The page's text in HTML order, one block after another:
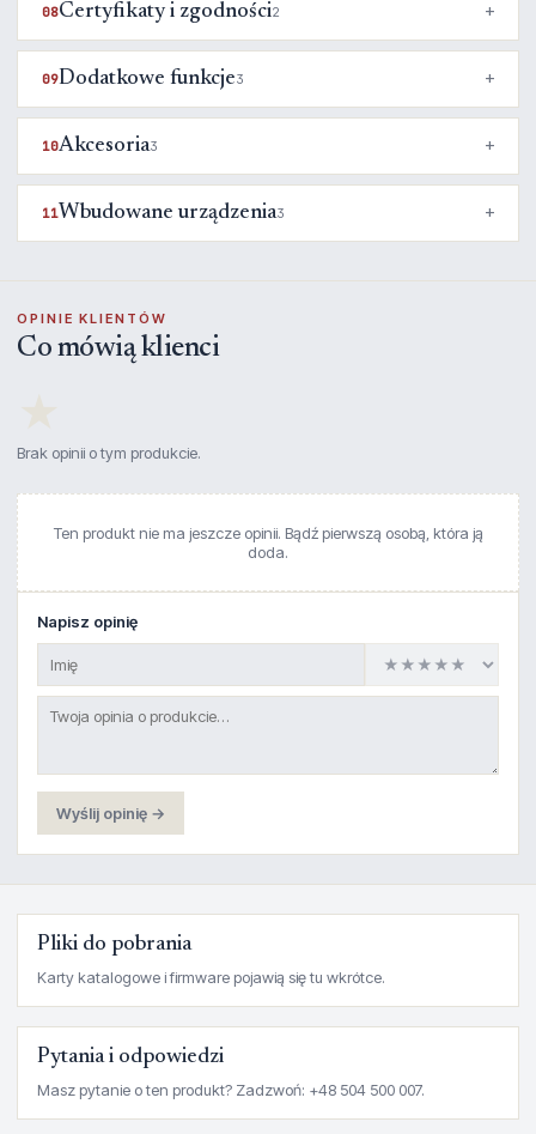
08Certyfikaty i zgodności2
09Dodatkowe funkcje3
10Akcesoria3
11Wbudowane urządzenia3
OPINIE KLIENTÓW
Co mówią klienci
Brak opinii o tym produkcie.
Ten produkt nie ma jeszcze opinii. Bądź pierwszą osobą, która ją
doda.
Napisz opinię
Wyślij opinię →
Pliki do pobrania
Karty katalogowe i firmware pojawią się tu wkrótce.
Pytania i odpowiedzi
Masz pytanie o ten produkt? Zadzwoń: +48 504 500 007.